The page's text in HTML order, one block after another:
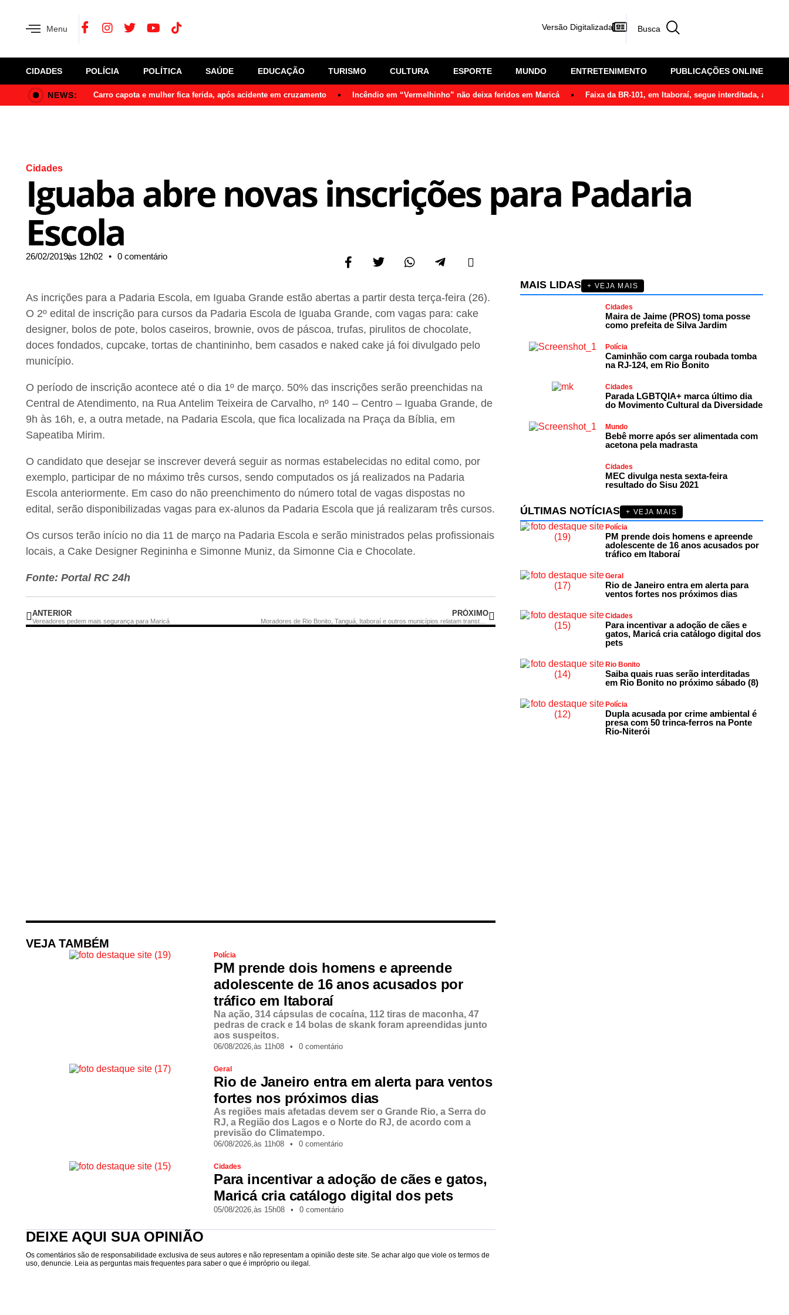
Menu Versão Digitalizada
CIDADES POLÍCIA POLÍTICA SAÚDE EDUCAÇÃO TURISMO CULTURA ESPORTE MUNDO ENTRETENIMENTO PUBLICAÇÕES ONLINE
NEWS: Carro capota e mulher fica ferida, após acidente em cruzamento Incêndio em “Vermelhinho” não deixa feridos em Maricá Faixa da BR-101, em Itaboraí, segue interditada, após
Cidades
Iguaba abre novas inscrições para Padaria
Escola
26/02/2019,às 12h02 • 0 comentário
As incrições para a Padaria Escola, em Iguaba Grande estão abertas a partir desta terça-feira (26).
O 2º edital de inscrição para cursos da Padaria Escola de Iguaba Grande, com vagas para: cake
designer, bolos de pote, bolos caseiros, brownie, ovos de páscoa, trufas, pirulitos de chocolate,
doces fondados, cupcake, tortas de chantininho, bem casados e naked cake já foi divulgado pelo
município.
O período de inscrição acontece até o dia 1º de março. 50% das inscrições serão preenchidas na
Central de Atendimento, na Rua Antelim Teixeira de Carvalho, nº 140 – Centro – Iguaba Grande, de
9h às 16h, e, a outra metade, na Padaria Escola, que fica localizada na Praça da Bíblia, em
Sapeatiba Mirim.
O candidato que desejar se inscrever deverá seguir as normas estabelecidas no edital como, por
exemplo, participar de no máximo três cursos, sendo computados os já realizados na Padaria
Escola anteriormente. Em caso do não preenchimento do número total de vagas dispostas no
edital, serão disponibilizadas vagas para ex-alunos da Padaria Escola que já realizaram três cursos.
Os cursos terão início no dia 11 de março na Padaria Escola e serão ministrados pelas profissionais
locais, a Cake Designer Regininha e Simonne Muniz, da Simonne Cia e Chocolate.
Fonte: Portal RC 24h
ANTERIOR
Vereadores pedem mais segurança para Maricá
PRÓXIMO
Moradores de Rio Bonito, Tanguá, Itaboraí e outros municípios relatam transtornos após temporal
VEJA TAMBÉM
Polícia
PM prende dois homens e apreende
adolescente de 16 anos acusados por
tráfico em Itaboraí
Na ação, 314 cápsulas de cocaína, 112 tiras de maconha, 47
pedras de crack e 14 bolas de skank foram apreendidas junto
aos suspeitos.
06/08/2026,às 11h08 • 0 comentário
Geral
Rio de Janeiro entra em alerta para ventos
fortes nos próximos dias
As regiões mais afetadas devem ser o Grande Rio, a Serra do
RJ, a Região dos Lagos e o Norte do RJ, de acordo com a
previsão do Climatempo.
06/08/2026,às 11h08 • 0 comentário
Cidades
Para incentivar a adoção de cães e gatos,
Maricá cria catálogo digital dos pets
05/08/2026,às 15h08 • 0 comentário
DEIXE AQUI SUA OPINIÃO
Os comentários são de responsabilidade exclusiva de seus autores e não representam a opinião deste site. Se achar algo que viole os termos de
uso, denuncie. Leia as perguntas mais frequentes para saber o que é impróprio ou ilegal.
MAIS LIDAS + VEJA MAIS
Cidades
Maira de Jaime (PROS) toma posse
como prefeita de Silva Jardim
Polícia
Caminhão com carga roubada tomba
na RJ-124, em Rio Bonito
Cidades
Parada LGBTQIA+ marca último dia
do Movimento Cultural da Diversidade
Mundo
Bebê morre após ser alimentada com
acetona pela madrasta
Cidades
MEC divulga nesta sexta-feira
resultado do Sisu 2021
ÚLTIMAS NOTÍCIAS
+ VEJA MAIS
Polícia
PM prende dois homens e apreende
adolescente de 16 anos acusados por
tráfico em Itaboraí
Geral
Rio de Janeiro entra em alerta para
ventos fortes nos próximos dias
Cidades
Para incentivar a adoção de cães e
gatos, Maricá cria catálogo digital dos
pets
Rio Bonito
Saiba quais ruas serão interditadas
em Rio Bonito no próximo sábado (8)
Polícia
Dupla acusada por crime ambiental é
presa com 50 trinca-ferros na Ponte
Rio-Niterói